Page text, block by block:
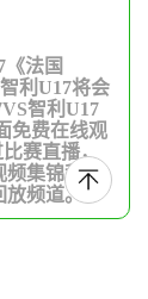
《法国
利U17将会
智利U17
免费在线观
赛直播，
集锦和全
频道。